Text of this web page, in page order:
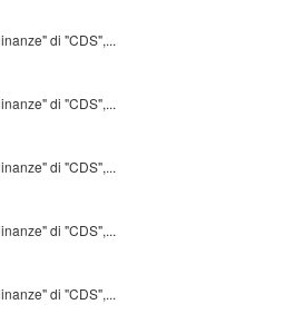
di "CDS",...
di "CDS",...
di "CDS",...
di "CDS",...
di "CDS",...